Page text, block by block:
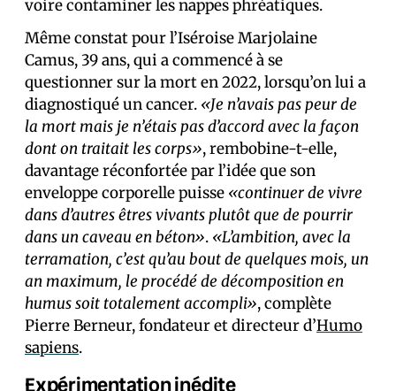
voire contaminer les nappes phréatiques.
Même constat pour l’Iséroise Marjolaine
Camus, 39 ans, qui a commencé à se
questionner sur la mort en 2022, lorsqu’on lui a
diagnostiqué un cancer. «Je n’avais pas peur de
la mort mais je n’étais pas d’accord avec la façon
dont on traitait les corps», rembobine-t-elle,
davantage réconfortée par l’idée que son
enveloppe corporelle puisse «continuer de vivre
dans d’autres êtres vivants plutôt que de pourrir
dans un caveau en béton». «L’ambition, avec la
terramation, c’est qu’au bout de quelques mois, un
an maximum, le procédé de décomposition en
humus soit totalement accompli», complète
Pierre Berneur, fondateur et directeur d’Humo
sapiens.
Expérimentation inédite